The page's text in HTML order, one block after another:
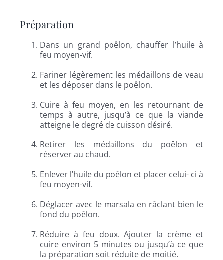
Préparation
Dans un grand poêlon, chauffer l’huile à
feu moyen-vif.
Fariner légèrement les médaillons de veau
et les déposer dans le poêlon.
Cuire à feu moyen, en les retournant de
temps à autre, jusqu’à ce que la viande
atteigne le degré de cuisson désiré.
Retirer les médaillons du poêlon et
réserver au chaud.
Enlever l’huile du poêlon et placer celui- ci à
feu moyen-vif.
Déglacer avec le marsala en râclant bien le
fond du poêlon.
Réduire à feu doux. Ajouter la crème et
cuire environ 5 minutes ou jusqu’à ce que
la préparation soit réduite de moitié.